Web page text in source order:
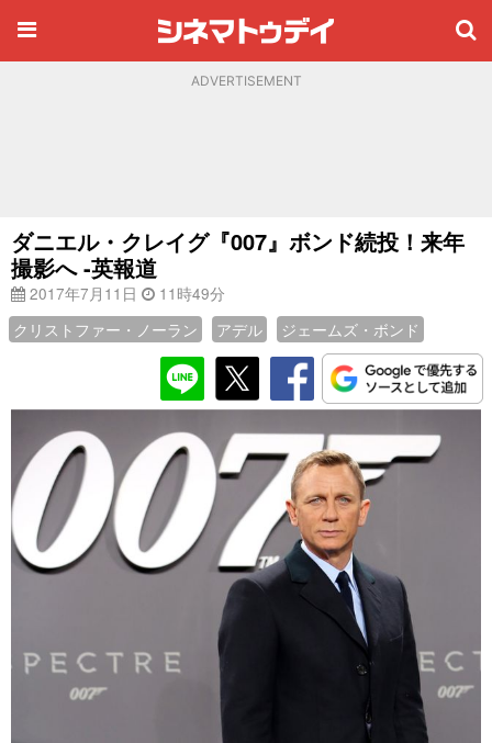
ADVERTISEMENT
ダニエル・クレイグ『007』ボンド続投！来年
撮影へ -英報道
2017年7月11日
11時49分
クリストファー・ノーラン
アデル ジェームズ・ボンド